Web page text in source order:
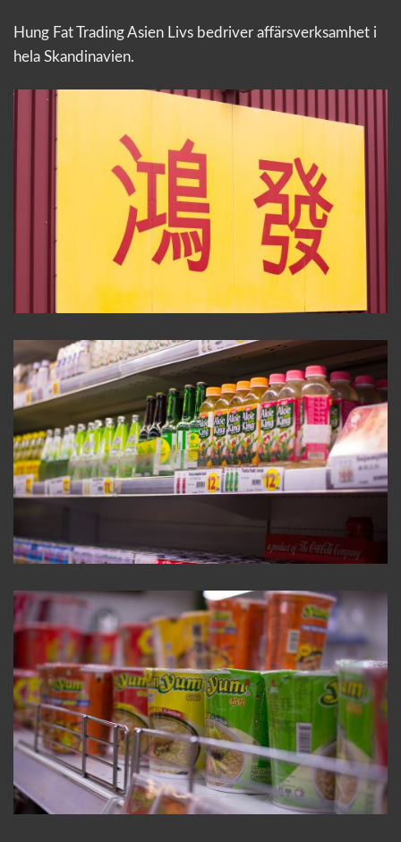
Hung Fat Trading Asien Livs bedriver affärsverksamhet i
hela Skandinavien.